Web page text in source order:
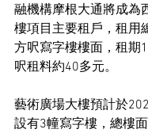
融機構摩根大通將成為
樓項目主要租戶，租用
方呎寫字樓樓面，租期
呎租料約40多元。
藝術廣場大樓預計於
設有3幢寫字樓，總樓